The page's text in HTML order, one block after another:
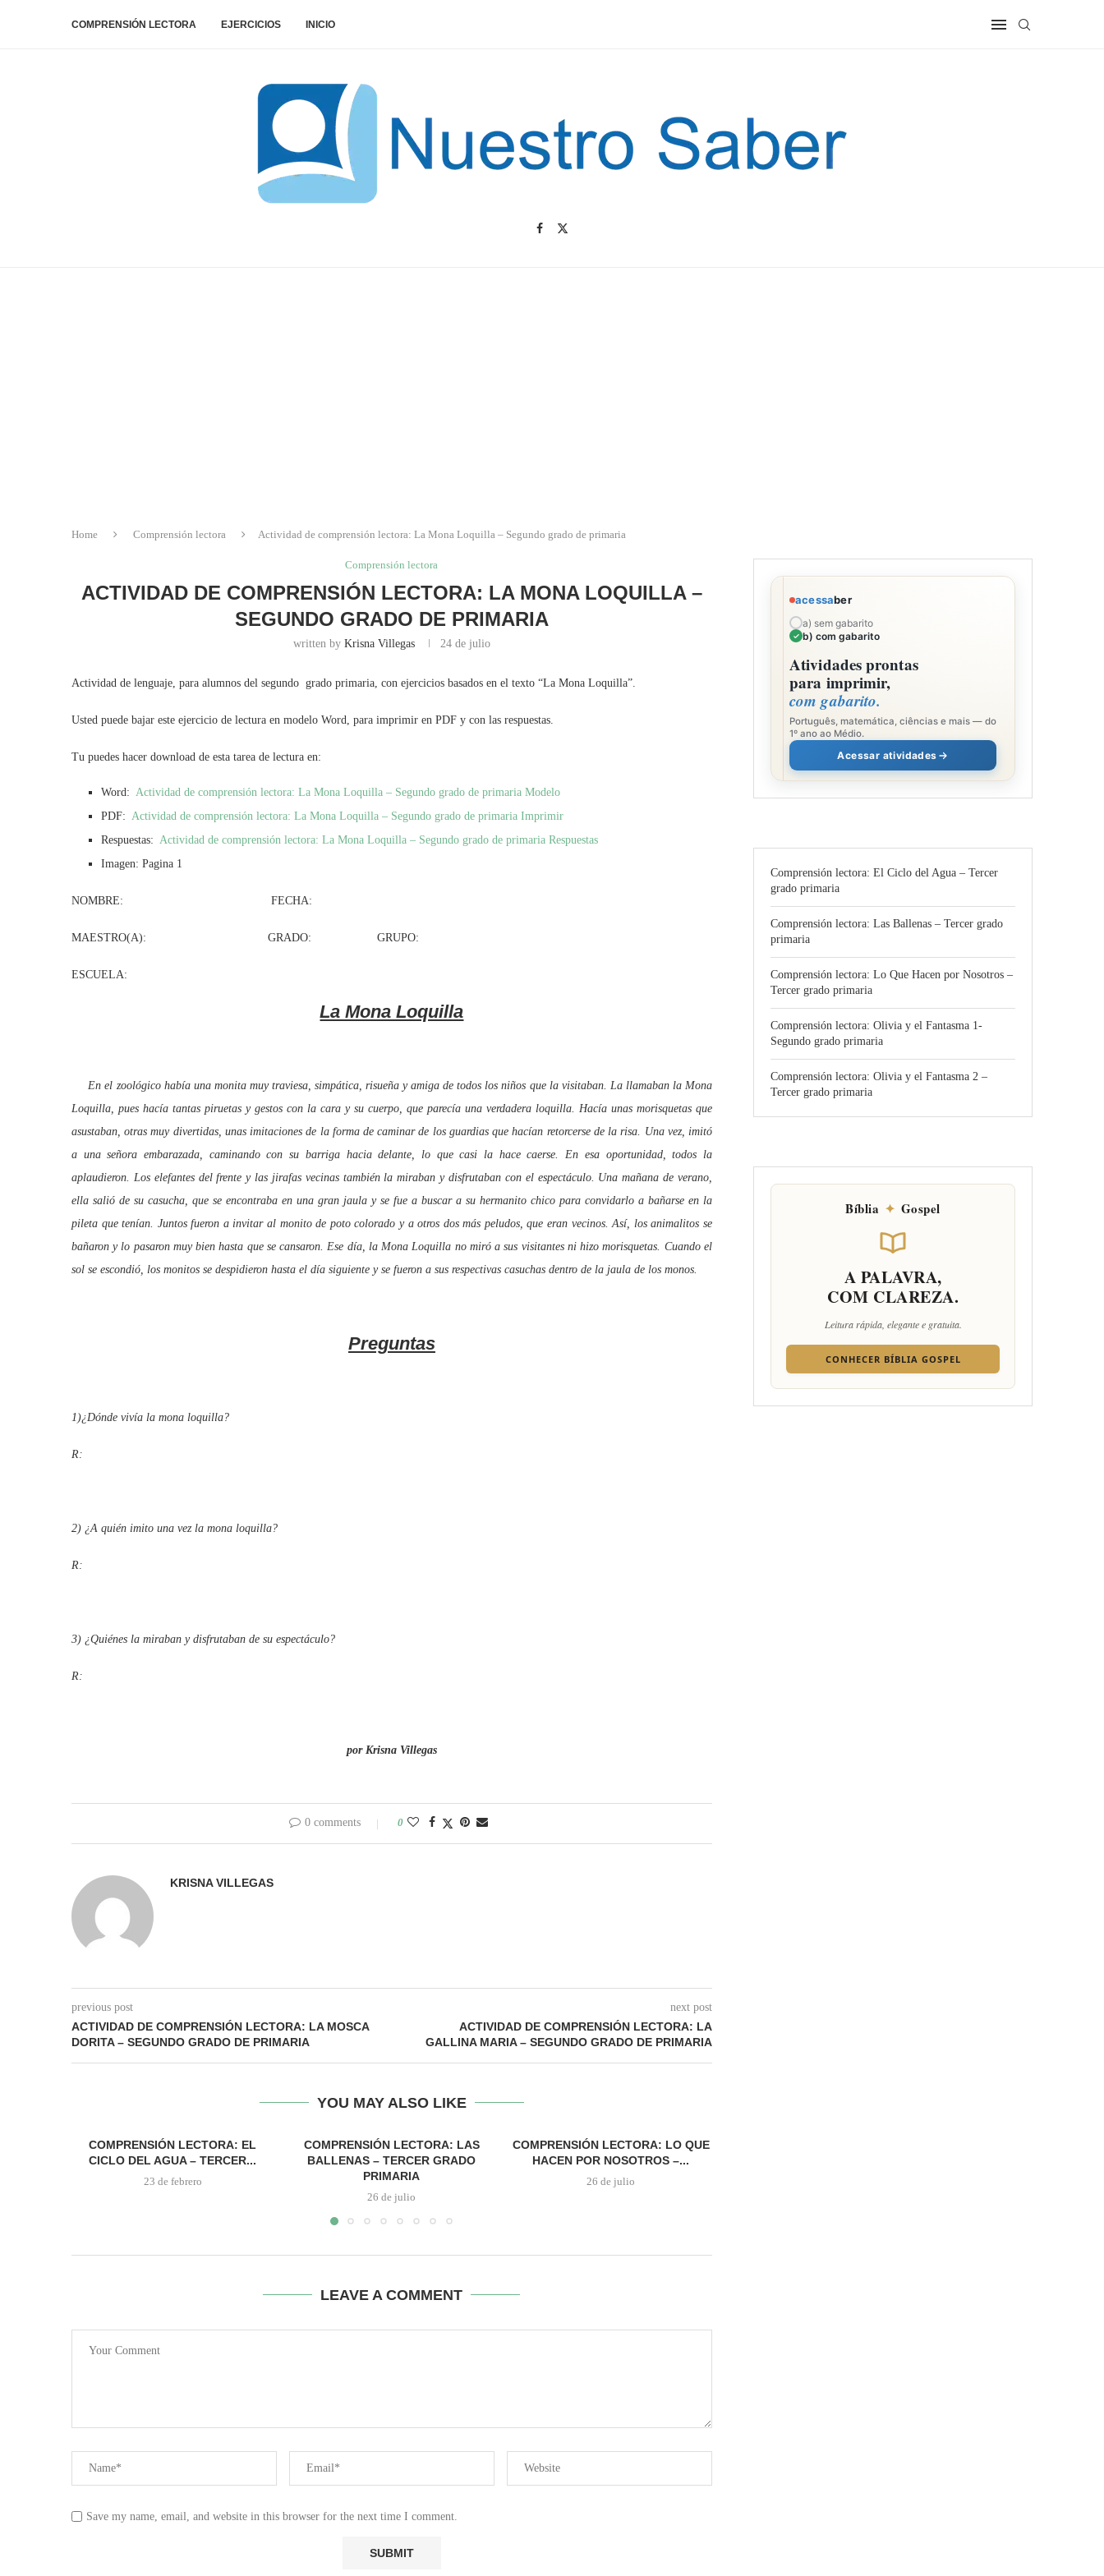
COMPRENSIÓN LECTORA EJERCICIOS INICIO
Home Comprensión lectora Actividad de comprensión lectora: La Mona Loquilla – Segundo grado de primaria
Comprensión lectora
ACTIVIDAD DE COMPRENSIÓN LECTORA: LA MONA LOQUILLA –
SEGUNDO GRADO DE PRIMARIA
written by Krisna Villegas 24 de julio
Actividad de lenguaje, para alumnos del segundo grado primaria, con ejercicios basados en el texto “La Mona Loquilla”.
Usted puede bajar este ejercicio de lectura en modelo Word, para imprimir en PDF y con las respuestas.
Tu puedes hacer download de esta tarea de lectura en:
Word: Actividad de comprensión lectora: La Mona Loquilla – Segundo grado de primaria Modelo
PDF: Actividad de comprensión lectora: La Mona Loquilla – Segundo grado de primaria Imprimir
Respuestas: Actividad de comprensión lectora: La Mona Loquilla – Segundo grado de primaria Respuestas
Imagen: Pagina 1
NOMBRE: FECHA:
MAESTRO(A): GRADO: GRUPO:
ESCUELA:
La Mona Loquilla
En el zoológico había una monita muy traviesa, simpática, risueña y amiga de todos los niños que la visitaban. La llamaban la Mona
Loquilla, pues hacía tantas piruetas y gestos con la cara y su cuerpo, que parecía una verdadera loquilla. Hacía unas morisquetas que
asustaban, otras muy divertidas, unas imitaciones de la forma de caminar de los guardias que hacían retorcerse de la risa. Una vez, imitó
a una señora embarazada, caminando con su barriga hacia delante, lo que casi la hace caerse. En esa oportunidad, todos la
aplaudieron. Los elefantes del frente y las jirafas vecinas también la miraban y disfrutaban con el espectáculo. Una mañana de verano,
ella salió de su casucha, que se encontraba en una gran jaula y se fue a buscar a su hermanito chico para convidarlo a bañarse en la
pileta que tenían. Juntos fueron a invitar al monito de poto colorado y a otros dos más peludos, que eran vecinos. Así, los animalitos se
bañaron y lo pasaron muy bien hasta que se cansaron. Ese día, la Mona Loquilla no miró a sus visitantes ni hizo morisquetas. Cuando el
sol se escondió, los monitos se despidieron hasta el día siguiente y se fueron a sus respectivas casuchas dentro de la jaula de los monos.
Preguntas
1)¿Dónde vivía la mona loquilla?
R:
2) ¿A quién imito una vez la mona loquilla?
R:
3) ¿Quiénes la miraban y disfrutaban de su espectáculo?
R:
por Krisna Villegas
0 comments 0
KRISNA VILLEGAS
previous post
ACTIVIDAD DE COMPRENSIÓN LECTORA: LA MOSCA
DORITA – SEGUNDO GRADO DE PRIMARIA
next post
ACTIVIDAD DE COMPRENSIÓN LECTORA: LA
GALLINA MARIA – SEGUNDO GRADO DE PRIMARIA
YOU MAY ALSO LIKE
COMPRENSIÓN LECTORA: EL
CICLO DEL AGUA – TERCER...
23 de febrero
COMPRENSIÓN LECTORA: LAS
BALLENAS – TERCER GRADO
PRIMARIA
26 de julio
COMPRENSIÓN LECTORA: LO QUE
HACEN POR NOSOTROS –...
26 de julio
LEAVE A COMMENT
Save my name, email, and website in this browser for the next time I comment.
acessaber
a) sem gabarito
b) com gabarito
Atividades prontas
para imprimir,
com gabarito.
Português, matemática, ciências e mais — do
1º ano ao Médio.
Acessar atividades
Comprensión lectora: El Ciclo del Agua – Tercer
grado primaria
Comprensión lectora: Las Ballenas – Tercer grado
primaria
Comprensión lectora: Lo Que Hacen por Nosotros –
Tercer grado primaria
Comprensión lectora: Olivia y el Fantasma 1-
Segundo grado primaria
Comprensión lectora: Olivia y el Fantasma 2 –
Tercer grado primaria
Bíblia ✦ Gospel
A PALAVRA,
COM CLAREZA.
Leitura rápida, elegante e gratuita.
CONHECER BÍBLIA GOSPEL